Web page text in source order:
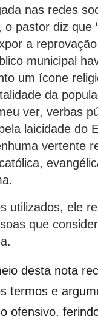
nas redes
pastor diz que
a
municipal
um ícone
da
ver, verbas
laicidade do
vertente
utilizados, ele
que
desta nota
termos e
ofensivo,